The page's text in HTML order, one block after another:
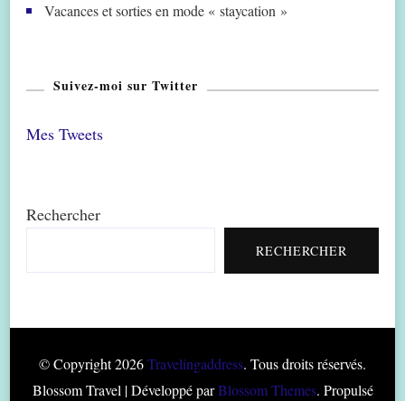
Vacances et sorties en mode « staycation »
Suivez-moi sur Twitter
Mes Tweets
Rechercher
RECHERCHER
© Copyright 2026Travelingaddress. Tous droits réservés.
Blossom Travel | Développé parBlossom Themes. Propulsé